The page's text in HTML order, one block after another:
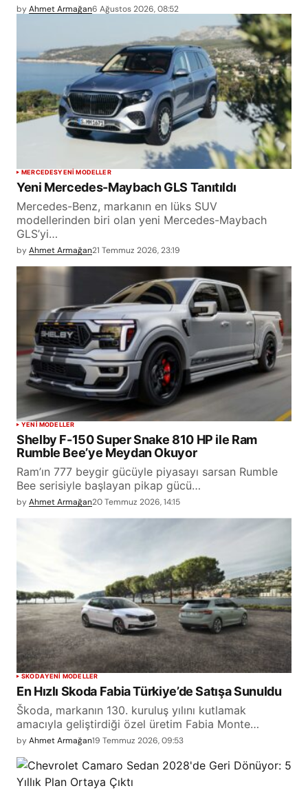
byAhmet Armağan6 Ağustos 2026, 08:52
MERCEDESYENİ MODELLER
Yeni Mercedes-Maybach GLS Tanıtıldı
Mercedes-Benz, markanın en lüks SUV
modellerinden biri olan yeni Mercedes-Maybach
GLS’yi…
byAhmet Armağan21 Temmuz 2026, 23:19
YENİ MODELLER
Shelby F-150 Super Snake 810 HP ile Ram
Rumble Bee’ye Meydan Okuyor
Ram’ın 777 beygir gücüyle piyasayı sarsan Rumble
Bee serisiyle başlayan pikap gücü…
byAhmet Armağan20 Temmuz 2026, 14:15
SKODAYENİ MODELLER
En Hızlı Skoda Fabia Türkiye’de Satışa Sunuldu
Škoda, markanın 130. kuruluş yılını kutlamak
amacıyla geliştirdiği özel üretim Fabia Monte…
byAhmet Armağan19 Temmuz 2026, 09:53